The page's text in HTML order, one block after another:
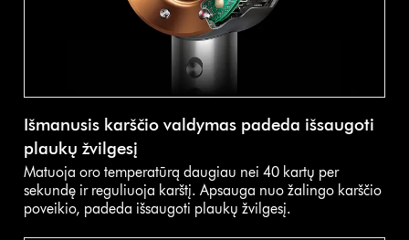
Išmanusis karščio valdymas padeda išsaugoti
plaukų žvilgesį
Matuoja oro temperatūrą daugiau nei 40 kartų per
sekundę ir reguliuoja karštį. Apsauga nuo žalingo karščio
poveikio, padeda išsaugoti plaukų žvilgesį.